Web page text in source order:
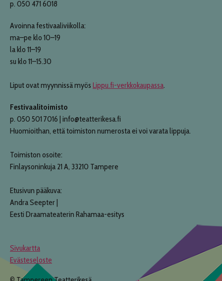
p. 050 471 6018
Avoinna festivaaliviikolla:
ma–pe klo 10–19
la klo 11–19
su klo 11–15.30
Liput ovat myynnissä myös Lippu.fi-verkkokaupassa.
Festivaalitoimisto
p. 050 501 7016 | info@teatterikesa.fi
Huomioithan, että toimiston numerosta ei voi varata lippuja.
Toimiston osoite:
Finlaysoninkuja 21 A, 33210 Tampere
Etusivun pääkuva:
Andra Seepter |
Eesti Draamateaterin Rahamaa-esitys
Sivukartta
Evästeseloste